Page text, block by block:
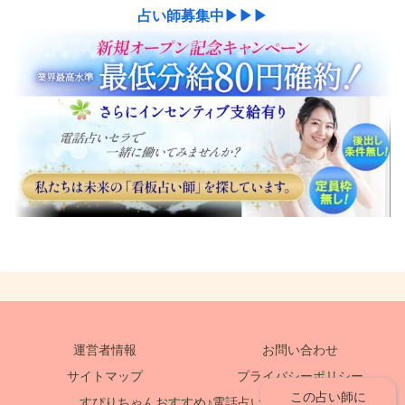
この占い師に
占い師募集中▶▶▶
運営者情報
お問い合わせ
サイトマップ
プライバシーポリシー